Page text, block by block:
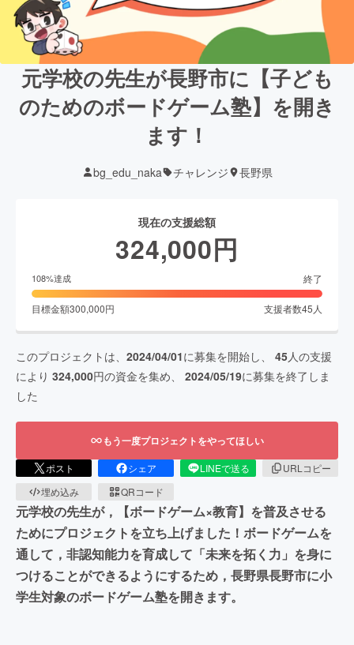
元学校の先生が長野市に【子ども
のためのボードゲーム塾】を開き
ます！
bg_edu_naka チャレンジ 長野県
現在の支援総額
324,000円
108%達成 終了
目標金額300,000円 支援者数45 人
このプロジェクトは、 2024/04/01に募集を開始し、 45人の支援
により 324,000円の資金を集め、 2024/05/19に募集を終了しま
した
もう一度プロジェクトをやってほしい
ポスト シェア LINEで送る
URLコピー
埋め込み
QRコード
元学校の先生が，【ボードゲーム×教育】を普及させる
ためにプロジェクトを立ち上げました！ボードゲームを
通して，非認知能力を育成して「未来を拓く力」を身に
つけることができるようにするため，長野県長野市に小
学生対象のボードゲーム塾を開きます。